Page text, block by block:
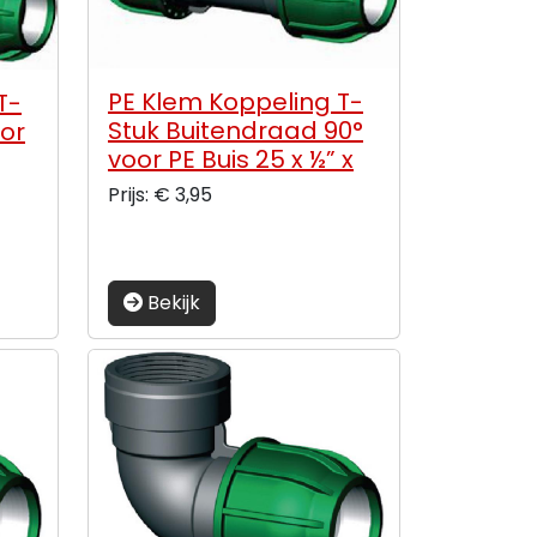
PE Klem Koppeling T-
Stuk Buitendraad 90°
voor PE Buis 25 x ½” x
25 mm
Prijs: € 3,95
Bekijk